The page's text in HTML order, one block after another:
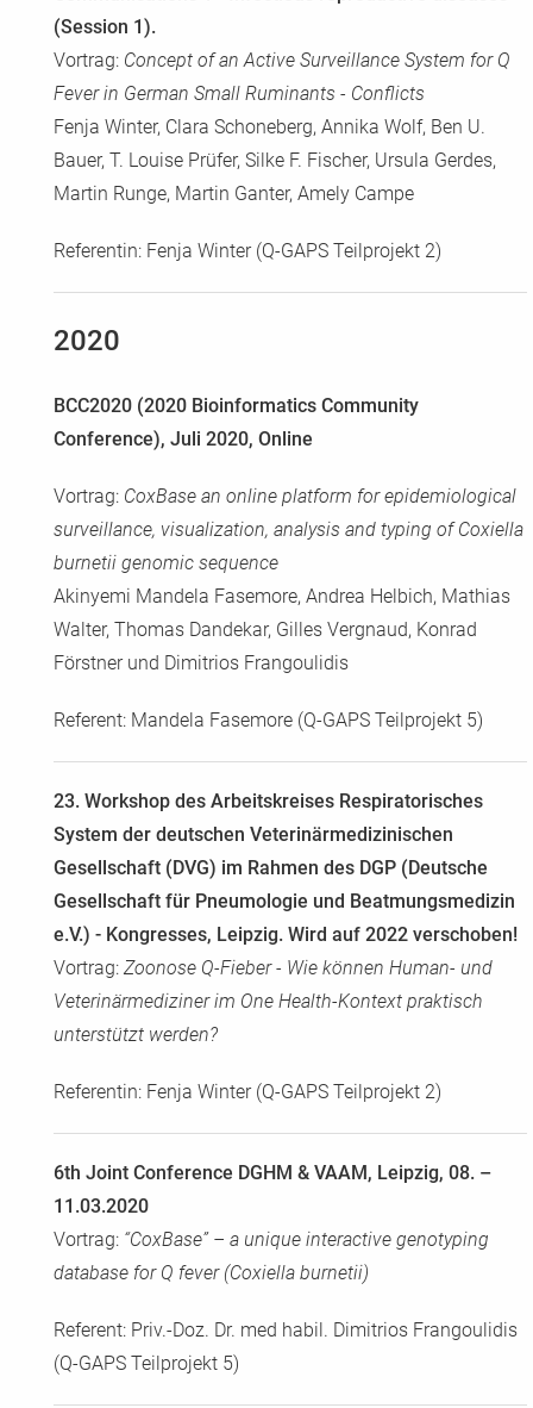
(Session 1).
Vortrag: Concept of an Active Surveillance System for Q
Fever in German Small Ruminants - Conflicts
Fenja Winter, Clara Schoneberg, Annika Wolf, Ben U.
Bauer, T. Louise Prüfer, Silke F. Fischer, Ursula Gerdes,
Martin Runge, Martin Ganter, Amely Campe
Referentin: Fenja Winter (Q-GAPS Teilprojekt 2)
2020
BCC2020 (2020 Bioinformatics Community
Conference), Juli 2020, Online
Vortrag: CoxBase an online platform for epidemiological
surveillance, visualization, analysis and typing of Coxiella
burnetii genomic sequence
Akinyemi Mandela Fasemore, Andrea Helbich, Mathias
Walter, Thomas Dandekar, Gilles Vergnaud, Konrad
Förstner und Dimitrios Frangoulidis
Referent: Mandela Fasemore (Q-GAPS Teilprojekt 5)
23. Workshop des Arbeitskreises Respiratorisches
System der deutschen Veterinärmedizinischen
Gesellschaft (DVG) im Rahmen des DGP (Deutsche
Gesellschaft für Pneumologie und Beatmungsmedizin
e.V.) - Kongresses, Leipzig. Wird auf 2022 verschoben!
Vortrag: Zoonose Q-Fieber - Wie können Human- und
Veterinärmediziner im One Health-Kontext praktisch
unterstützt werden?
Referentin: Fenja Winter (Q-GAPS Teilprojekt 2)
6th Joint Conference DGHM & VAAM, Leipzig, 08. –
11.03.2020
Vortrag: “CoxBase” – a unique interactive genotyping
database for Q fever (Coxiella burnetii)
Referent: Priv.-Doz. Dr. med habil. Dimitrios Frangoulidis
(Q-GAPS Teilprojekt 5)